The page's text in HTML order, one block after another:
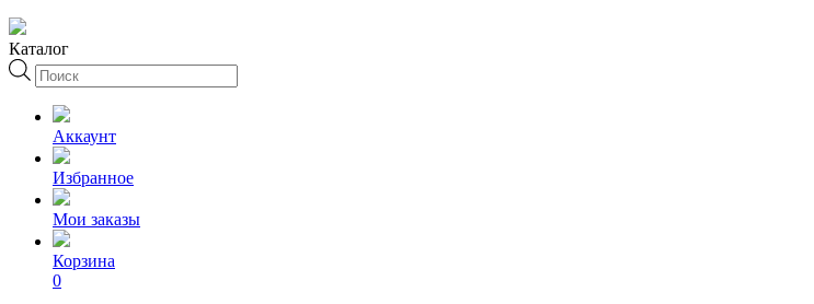
Каталог
Поиск
товаров
Аккаунт
Избранное
Мои заказы
Корзина
0